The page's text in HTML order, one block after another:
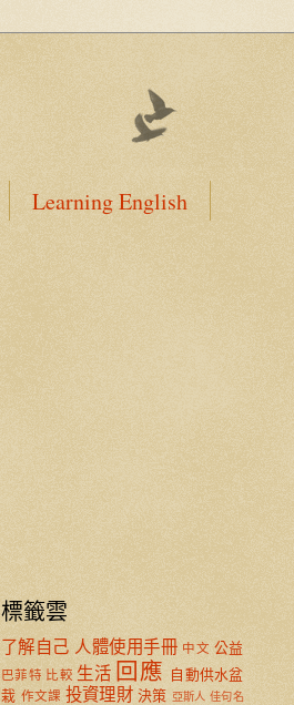
Learning English
標籤雲
了解自己 人體使用手冊 中文 公益
巴菲特 比較 生活 回應 自動供水盆
栽 作文課 投資理財 決策 亞斯人 佳句名